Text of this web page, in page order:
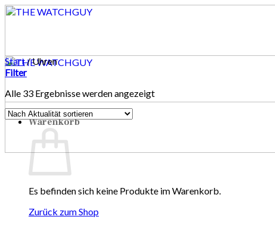
Zum
Warenkorb
Es befinden sich keine Produkte im Warenkorb.
Zurück zum Shop
Start/Uhren
Filter
Alle 33 Ergebnisse werden angezeigtNach
Aktualität